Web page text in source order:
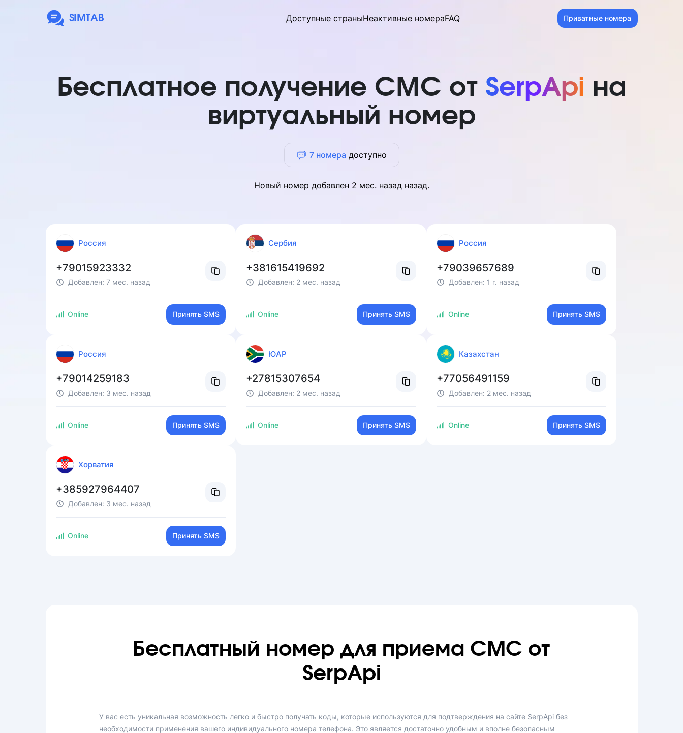
SIMTAB Доступные страныНеактивные номераFAQ Приватные номера
Бесплатное получение СМС от SerpApi на
виртуальный номер
7 номера доступно
Новый номер добавлен 2 мес. назадназад.
Россия
+79015923332
Добавлен: 7 мес. назад
Online Принять SMS
Сербия
+381615419692
Добавлен: 2 мес. назад
Online Принять SMS
Россия
+79039657689
Добавлен: 1 г. назад
Online Принять SMS
Россия
+79014259183
Добавлен: 3 мес. назад
Online Принять SMS
ЮАР
+27815307654
Добавлен: 2 мес. назад
Online Принять SMS
Казахстан
+77056491159
Добавлен: 2 мес. назад
Online Принять SMS
Хорватия
+385927964407
Добавлен: 3 мес. назад
Online Принять SMS
Бесплатный номер для приема СМС от
SerpApi
У вас есть уникальная возможность легко и быстро получать коды, которые используются для подтверждения на сайте SerpApi без
необходимости применения вашего индивидуального номера телефона. Это является достаточно удобным и вполне безопасным